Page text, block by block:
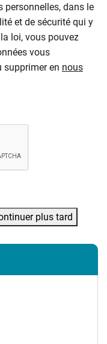
personnelles, dans le
et de sécurité qui y
loi, vous pouvez
vous
supprimer en nous
plus tard
dans un